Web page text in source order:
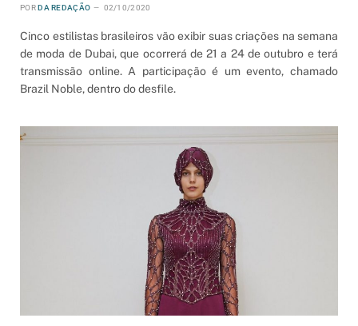
POR DA REDAÇÃO 02/10/2020
Cinco estilistas brasileiros vão exibir suas criações na semana
de moda de Dubai, que ocorrerá de 21 a 24 de outubro e terá
transmissão online. A participação é um evento, chamado
Brazil Noble, dentro do desfile.